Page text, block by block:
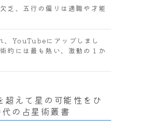
乏、五行の偏りは適職や才能
、YouTubeにアップしまし
的には最も熱い、激動の１か
超えて星の可能性をひ
の占星術叢書